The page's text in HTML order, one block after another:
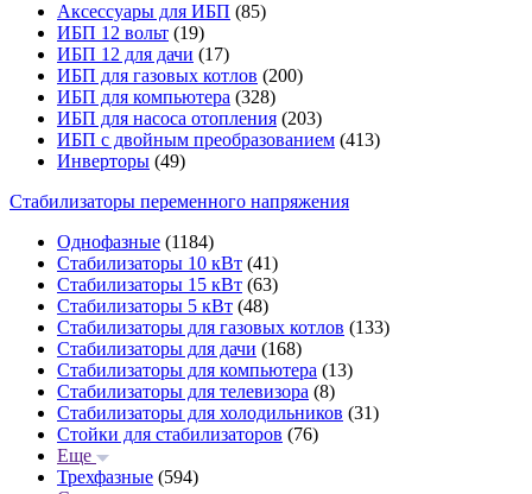
Аксессуары для ИБП (85)
ИБП 12 вольт (19)
ИБП 12 для дачи (17)
ИБП для газовых котлов (200)
ИБП для компьютера (328)
ИБП для насоса отопления (203)
ИБП с двойным преобразованием (413)
Инверторы (49)
Стабилизаторы переменного напряжения
Однофазные (1184)
Стабилизаторы 10 кВт (41)
Стабилизаторы 15 кВт (63)
Стабилизаторы 5 кВт (48)
Стабилизаторы для газовых котлов (133)
Стабилизаторы для дачи (168)
Стабилизаторы для компьютера (13)
Стабилизаторы для телевизора (8)
Стабилизаторы для холодильников (31)
Стойки для стабилизаторов (76)
Еще
Трехфазные (594)